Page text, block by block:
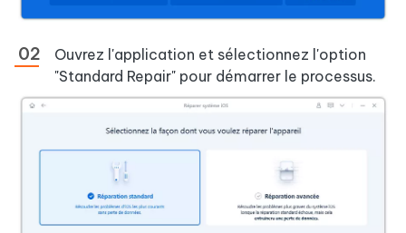
Ouvrez l'application et sélectionnez l'option
"Standard Repair" pour démarrer le processus.